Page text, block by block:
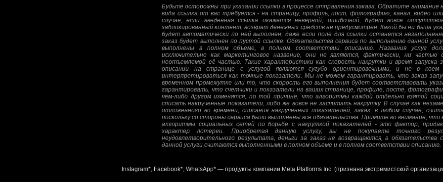
Будьте осторожны при указании ссылки в процессе отправления заказа. Обратите внимание
вида ссылка от вас требуется - на страницу, профиль, пост, фотографию, канал, видео
случае, если введенная ссылка окажется неверной, ошибочной, будет вовсе
заблокированный контент, возврат денежных средств не предусмотрен. Какой бы ни была
будет автоматически по ней выполнен, даже если поле для ссылки останется
заказ будет выполнен по пустой ссылке. Обязательства сервиса по выполнению данной
выполнены в полном объеме, в полном соответствии описанию. Названия услуг
исключительно как маркетинговое название, они не являются, фактически, ни частью
неотъемлемой её частью. Такие характеристики как скорость накрутки и время запуска
описании на странице с услугой являются сугубо ориентировочными, и не в
интерпретироваться как точные показатели. Мы не можем гарантировать, что заказ
временном промежутке или то, что скорость его выполнения будет соответствовать
гарантировать, что счетчики и показатели на ваших странице, профиле, посте,
чем-либо другом изменятся, по той причине, что алгоритмы каждой отдельно взятой
списать накрученные показатели, либо же вовсе не засчитать накрутку. В случае как
отложенного во времени, списания накрученных показателей, заказ, в любом случае,
поскольку со стороны сервиса были выполнены все обязательства. Примите во внимание, что
алгоритмы социальных сетей по борьбе с накруткой показателей - это фактор,
характер лотереи. Приобретая данную услугу, вы не покупаете точного
неудовлетворительного результата, деньги за заказ не возвращаются, а обязательства
данной услуги считаются выполненными в полном объеме и в полном соответствии описанию.
Instagram*, Facebook*, WhatsApp* — продукты компании Meta Platforms Inc. (признана экстремистской